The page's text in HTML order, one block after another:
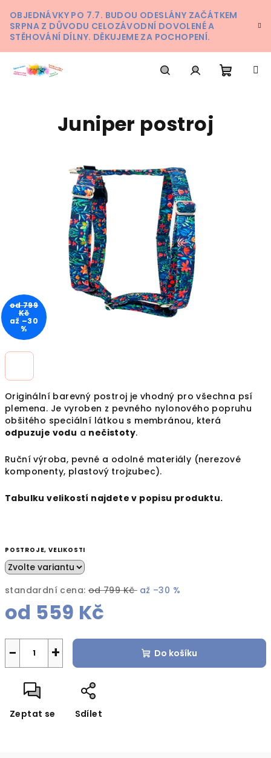
na
obsah
OBJEDNÁVKY PO 7.7. BUDOU ODESLÁNY ZAČÁTKEM
SRPNA Z DŮVODU CELOZÁVODNÍ DOVOLENÉ A
STĚHOVÁNÍ DÍLNY. DĚKUJEME ZA POCHOPENÍ.
Originální barevný postroj je vhodný pro všechna psí
plemena. Je vyroben z pevného nylonového popruhu
obšitého speciální látkou s membránou, která
odpuzuje vodu a nečistoty.
Ruční výroba, pevné a odolné materiály (nerezové
komponenty, plastový trojzubec).
Tabulku velikostí najdete v popisu produktu.
POSTROJE, VELIKOSTI
standardní cena: od 799 Kč až –30 %
od 559 Kč
+
− Do košíku
Zeptat se Sdílet
Juniper postroj
od 799
Kč
až –30
%